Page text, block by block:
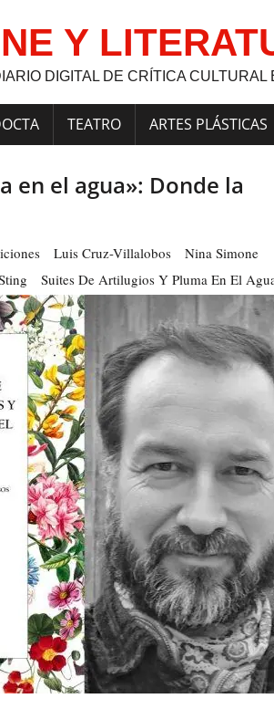
Y
DIGITAL DE CRÍTICA
TEATRO ARTES PLÁSTICAS
en el agua»: Donde la
Luis Cruz-Villalobos
Nina Simone
Suites De Artilugios Y Pluma En El